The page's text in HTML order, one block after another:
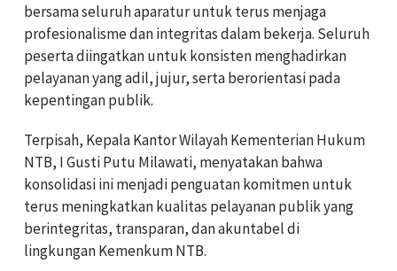
bersama seluruh aparatur untuk terus menjaga
profesionalisme dan integritas dalam bekerja. Seluruh
peserta diingatkan untuk konsisten menghadirkan
pelayanan yang adil, jujur, serta berorientasi pada
kepentingan publik.
Terpisah, Kepala Kantor Wilayah Kementerian Hukum
NTB, I Gusti Putu Milawati, menyatakan bahwa
konsolidasi ini menjadi penguatan komitmen untuk
terus meningkatkan kualitas pelayanan publik yang
berintegritas, transparan, dan akuntabel di
lingkungan Kemenkum NTB.